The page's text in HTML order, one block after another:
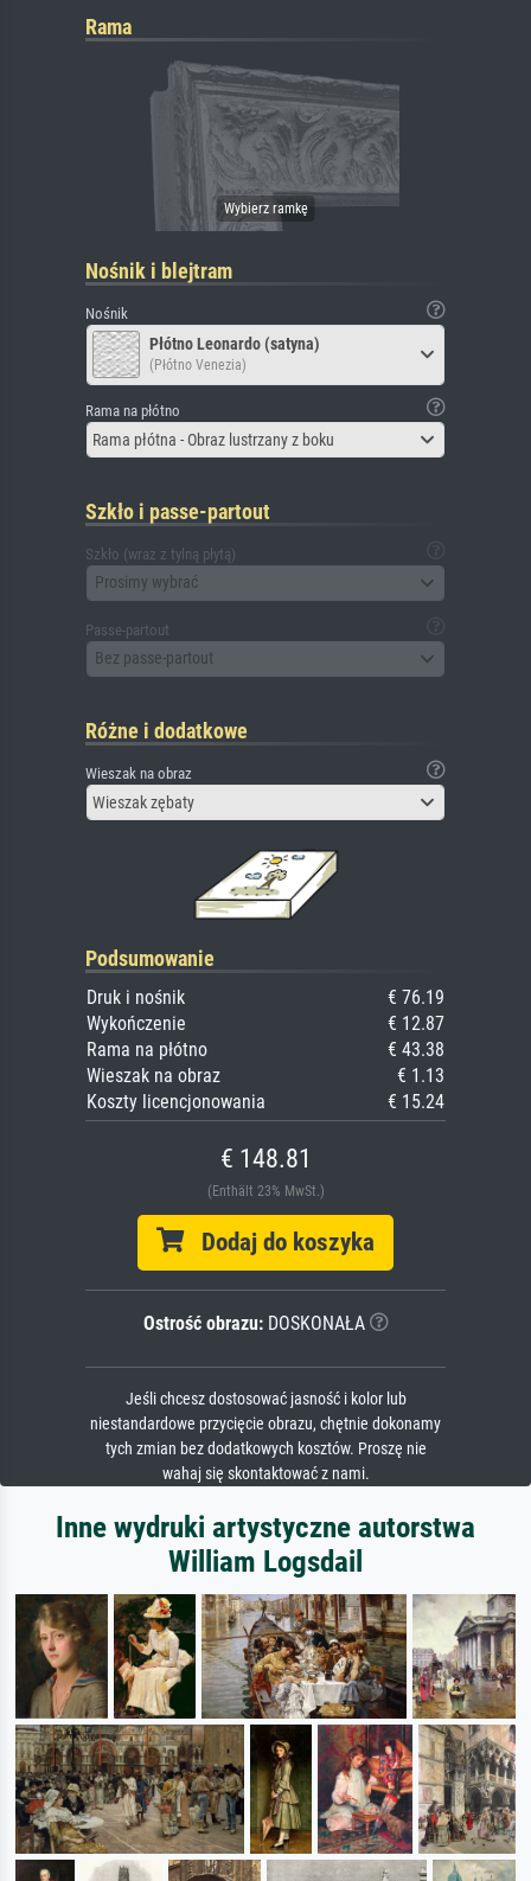
Rama
Nośnik i blejtram
Nośnik
Płótno Leonardo (satyna)
(Płótno Venezia)
Rama na płótno
Rama płótna - Obraz lustrzany z boku
Szkło i passe-partout
Szkło (wraz z tylną płytą)
Prosimy wybrać
Passe-partout
Bez passe-partout
Różne i dodatkowe
Wieszak na obraz
Wieszak zębaty
Podsumowanie
Druk i nośnik
€ 76.19
Wykończenie
€ 12.87
Rama na płótno
€ 43.38
Wieszak na obraz
€ 1.13
Koszty licencjonowania
€ 15.24
€ 148.81
(Enthält 23% MwSt.)
Dodaj do koszyka
Ostrość obrazu:DOSKONAŁA
Jeśli chcesz dostosować jasność i kolor lub
niestandardowe przycięcie obrazu, chętnie dokonamy
tych zmian bez dodatkowych kosztów. Proszę nie
wahaj się skontaktować z nami.
Inne wydruki artystyczne autorstwa
William Logsdail